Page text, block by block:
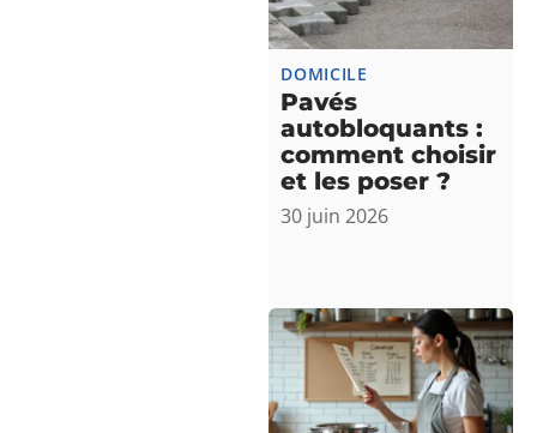
DOMICILE
Pavés
autobloquants :
comment choisir
et les poser ?
30 juin 2026